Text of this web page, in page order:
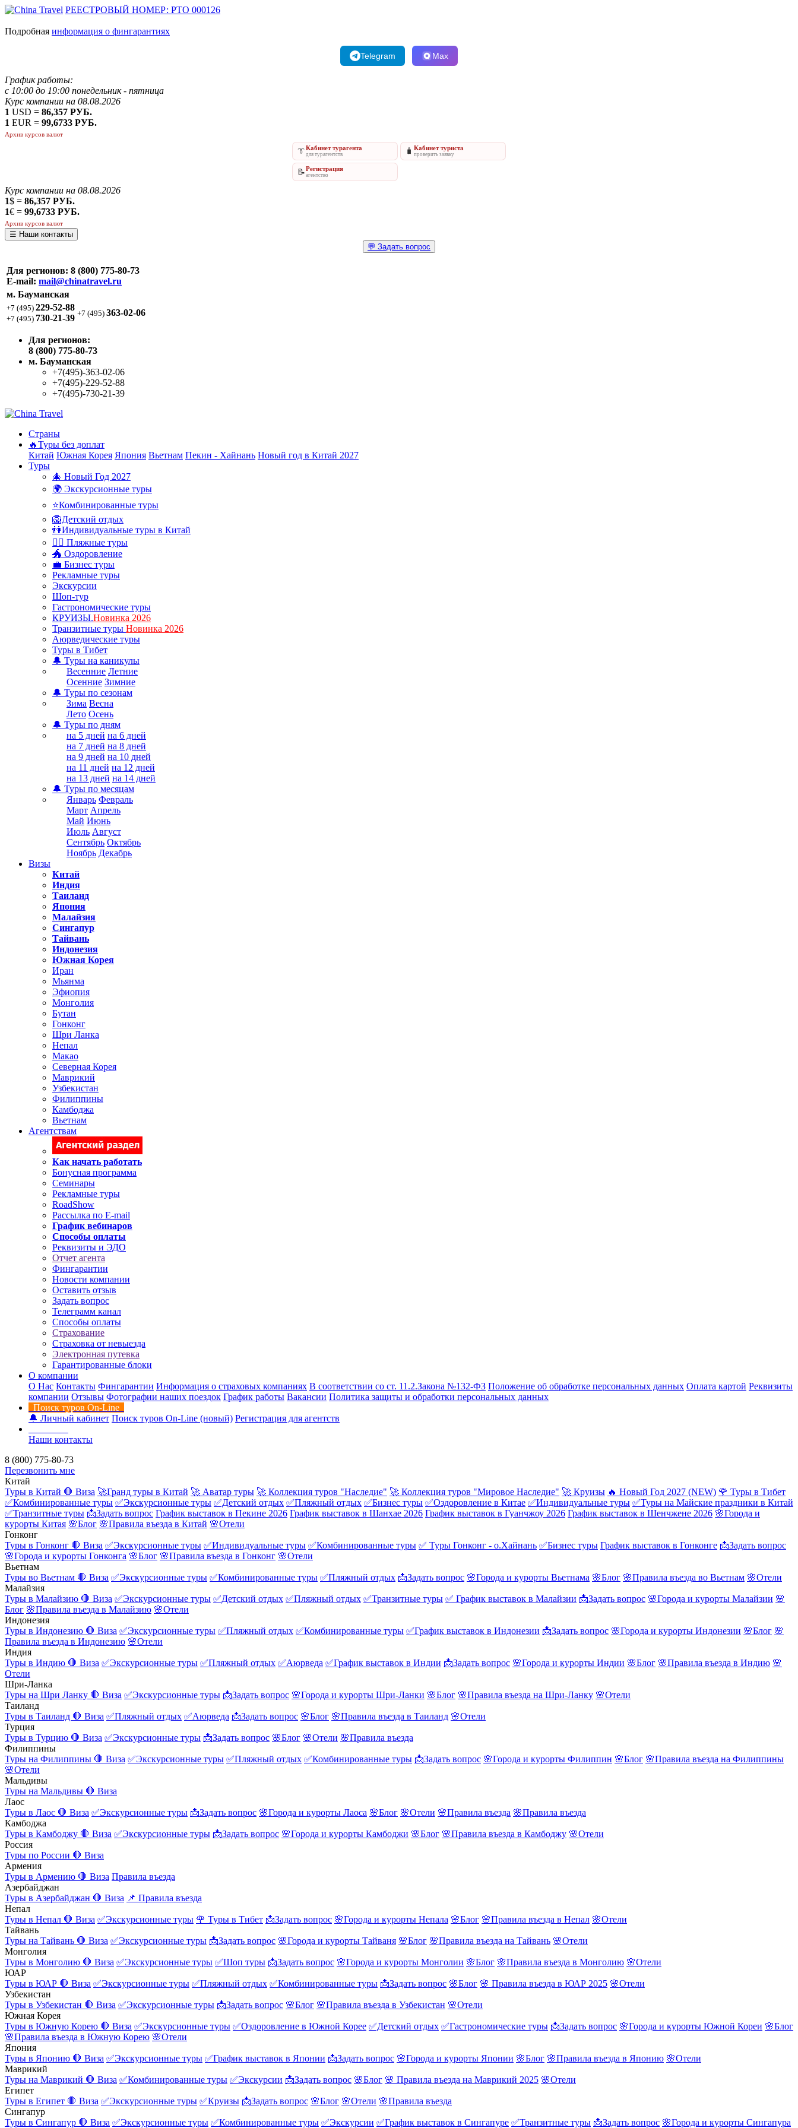
РЕЕСТРОВЫЙ НОМЕР: РТО 000126
Подробная информация о фингарантиях
Telegram Max
График работы:
с 10:00 до 19:00 понедельник - пятница
Курс компании на 08.08.2026
1 USD = 86,357 РУБ.
1 EUR = 99,6733 РУБ.
Архив курсов валют
👔Кабинет турагента
для турагентств 🧳 Кабинет туриста
проверить заявку
📝Регистрация
агентство
Курс компании на 08.08.2026
1$ = 86,357 РУБ.
1€ = 99,6733 РУБ.
Архив курсов валют
☰ Наши контакты
💬 Задать вопрос
Для регионов: 8 (800) 775-80-73
E-mail: mail@chinatravel.ru
м. Бауманская
+7 (495) 229-52-88
+7 (495) 730-21-39 +7 (495) 363-02-06
Для регионов:
8 (800) 775-80-73
м. Бауманская
+7(495)-363-02-06
+7(495)-229-52-88
+7(495)-730-21-39
Страны
🔥Туры без доплат
Китай Южная Корея Япония Вьетнам Пекин - Хайнань Новый год в Китай 2027
Туры
🎄 Новый Год 2027
🌍 Экскурсионные туры
⭐Комбинированные туры
🦁Детский отдых
👫Индивидуальные туры в Китай
🏊‍♂ Пляжные туры
🐲 Оздоровление
💼 Бизнес туры
Рекламные туры
Экскурсии
Шоп-тур
Гастрономические туры
КРУИЗЫ.Новинка 2026
Транзитные туры Новинка 2026
Аюрведические туры
Туры в Тибет
🔔 Туры на каникулы
Весенние Летние
Осенние Зимние
🔔 Туры по сезонам
Зима Весна
Лето Осень
🔔 Туры по дням
на 5 дней на 6 дней
на 7 дней на 8 дней
на 9 дней на 10 дней
на 11 дней на 12 дней
на 13 дней на 14 дней
🔔 Туры по месяцам
Январь Февраль
Март Апрель
Май Июнь
Июль Август
Сентябрь Октябрь
Ноябрь Декабрь
Визы
Китай
Индия
Таиланд
Япония
Малайзия
Сингапур
Тайвань
Индонезия
Южная Корея
Иран
Мьянма
Эфиопия
Монголия
Бутан
Гонконг
Шри Ланка
Непал
Макао
Северная Корея
Маврикий
Узбекистан
Филиппины
Камбоджа
Вьетнам
Агентствам
Как начать работать
Бонусная программа
Семинары
Рекламные туры
RoadShow
Рассылка по E-mail
График вебинаров
Способы оплаты
Реквизиты и ЭДО
Отчет агента
Фингарантии
Новости компании
Оставить отзыв
Задать вопрос
Телеграмм канал
Способы оплаты
Страхование
Страховка от невыезда
Электронная путевка
Гарантированные блоки
О компании
О Нас Контакты Фингарантии Информация о страховых компаниях В соответствии со ст. 11.2.Закона №132-ФЗ Положение об обработке персональных данных Оплата картой Реквизиты
компании Отзывы Фотографии наших поездок График работы Вакансии Политика защиты и обработки персональных данных
Поиск туров On-Line
🔔 Личный кабинет Поиск туров On-Line (новый) Регистрация для агентств
Наши контакты
8 (800) 775-80-73
Перезвонить мне
Китай
Туры в Китай 🛑 Виза 🚀Гранд туры в Китай 🚀 Аватар туры 🚀 Коллекция туров "Наследие" 🚀 Коллекция туров "Мировое Наследие" 🚀 Круизы 🔥 Новый Год 2027 (NEW) 🌹 Туры в Тибет
✅Комбинированные туры ✅Экскурсионные туры ✅Детский отдых ✅Пляжный отдых ✅Бизнес туры ✅Оздоровление в Китае ✅Индивидуальные туры ✅Туры на Майские праздники в Китай
✅Транзитные туры 📩Задать вопрос График выставок в Пекине 2026 График выставок в Шанхае 2026 График выставок в Гуанчжоу 2026 График выставок в Шенчжене 2026 🌸Города и
курорты Китая 🌸Блог 🌸Правила въезда в Китай 🌸Отели
Гонконг
Туры в Гонконг 🛑 Виза ✅Экскурсионные туры ✅Индивидуальные туры ✅Комбинированные туры ✅ Туры Гонконг - о.Хайнань ✅Бизнес туры График выставок в Гонконге 📩Задать вопрос
🌸Города и курорты Гонконга 🌸Блог 🌸Правила въезда в Гонконг 🌸Отели
Вьетнам
Туры во Вьетнам 🛑 Виза ✅Экскурсионные туры ✅Комбинированные туры ✅Пляжный отдых 📩Задать вопрос 🌸Города и курорты Вьетнама 🌸Блог 🌸Правила въезда во Вьетнам 🌸Отели
Малайзия
Туры в Малайзию 🛑 Виза ✅Экскурсионные туры ✅Детский отдых ✅Пляжный отдых ✅Транзитные туры ✅ График выставок в Малайзии 📩Задать вопрос 🌸Города и курорты Малайзии 🌸
Блог 🌸Правила въезда в Малайзию 🌸Отели
Индонезия
Туры в Индонезию 🛑 Виза ✅Экскурсионные туры ✅Пляжный отдых ✅Комбинированные туры ✅График выставок в Индонезии 📩Задать вопрос 🌸Города и курорты Индонезии 🌸Блог 🌸
Правила въезда в Индонезию 🌸Отели
Индия
Туры в Индию 🛑 Виза ✅Экскурсионные туры ✅Пляжный отдых ✅Аюрведа ✅График выставок в Индии 📩Задать вопрос 🌸Города и курорты Индии 🌸Блог 🌸Правила въезда в Индию 🌸
Отели
Шри-Ланка
Туры на Шри Ланку 🛑 Виза ✅Экскурсионные туры 📩Задать вопрос 🌸Города и курорты Шри-Ланки 🌸Блог 🌸Правила въезда на Шри-Ланку 🌸Отели
Таиланд
Туры в Таиланд 🛑 Виза ✅Пляжный отдых ✅Аюрведа 📩Задать вопрос 🌸Блог 🌸Правила въезда в Таиланд 🌸Отели
Турция
Туры в Турцию 🛑 Виза ✅Экскурсионные туры 📩Задать вопрос 🌸Блог 🌸Отели 🌸Правила въезда
Филиппины
Туры на Филиппины 🛑 Виза ✅Экскурсионные туры ✅Пляжный отдых ✅Комбинированные туры 📩Задать вопрос 🌸Города и курорты Филиппин 🌸Блог 🌸Правила въезда на Филиппины
🌸Отели
Мальдивы
Туры на Мальдивы 🛑 Виза
Лаос
Туры в Лаос 🛑 Виза ✅Экскурсионные туры 📩Задать вопрос 🌸Города и курорты Лаоса 🌸Блог 🌸Отели 🌸Правила въезда 🌸Правила въезда
Камбоджа
Туры в Камбоджу 🛑 Виза ✅Экскурсионные туры 📩Задать вопрос 🌸Города и курорты Камбоджи 🌸Блог 🌸Правила въезда в Камбоджу 🌸Отели
Россия
Туры по России 🛑 Виза
Армения
Туры в Армению 🛑 Виза Правила въезда
Азербайджан
Туры в Азербайджан 🛑 Виза 📌 Правила въезда
Непал
Туры в Непал 🛑 Виза ✅Экскурсионные туры 🌹 Туры в Тибет 📩Задать вопрос 🌸Города и курорты Непала 🌸Блог 🌸Правила въезда в Непал 🌸Отели
Тайвань
Туры на Тайвань 🛑 Виза ✅Экскурсионные туры 📩Задать вопрос 🌸Города и курорты Тайваня 🌸Блог 🌸Правила въезда на Тайвань 🌸Отели
Монголия
Туры в Монголию 🛑 Виза ✅Экскурсионные туры ✅Шоп туры 📩Задать вопрос 🌸Города и курорты Монголии 🌸Блог 🌸Правила въезда в Монголию 🌸Отели
ЮАР
Туры в ЮАР 🛑 Виза ✅Экскурсионные туры ✅Пляжный отдых ✅Комбинированные туры 📩Задать вопрос 🌸Блог 🌸 Правила въезда в ЮАР 2025 🌸Отели
Узбекистан
Туры в Узбекистан 🛑 Виза ✅Экскурсионные туры 📩Задать вопрос 🌸Блог 🌸Правила въезда в Узбекистан 🌸Отели
Южная Корея
Туры в Южную Корею 🛑 Виза ✅Экскурсионные туры ✅Оздоровление в Южной Корее ✅Детский отдых ✅Гастрономические туры 📩Задать вопрос 🌸Города и курорты Южной Кореи 🌸Блог
🌸Правила въезда в Южную Корею 🌸Отели
Япония
Туры в Японию 🛑 Виза ✅Экскурсионные туры ✅График выставок в Японии 📩Задать вопрос 🌸Города и курорты Японии 🌸Блог 🌸Правила въезда в Японию 🌸Отели
Маврикий
Туры на Маврикий 🛑 Виза ✅Комбинированные туры ✅Экскурсии 📩Задать вопрос 🌸Блог 🌸 Правила въезда на Маврикий 2025 🌸Отели
Египет
Туры в Египет 🛑 Виза ✅Экскурсионные туры ✅Круизы 📩Задать вопрос 🌸Блог 🌸Отели 🌸Правила въезда
Сингапур
Туры в Сингапур 🛑 Виза ✅Экскурсионные туры ✅Комбинированные туры ✅Экскурсии ✅График выставок в Сингапуре ✅Транзитные туры 📩Задать вопрос 🌸Города и курорты Сингапура